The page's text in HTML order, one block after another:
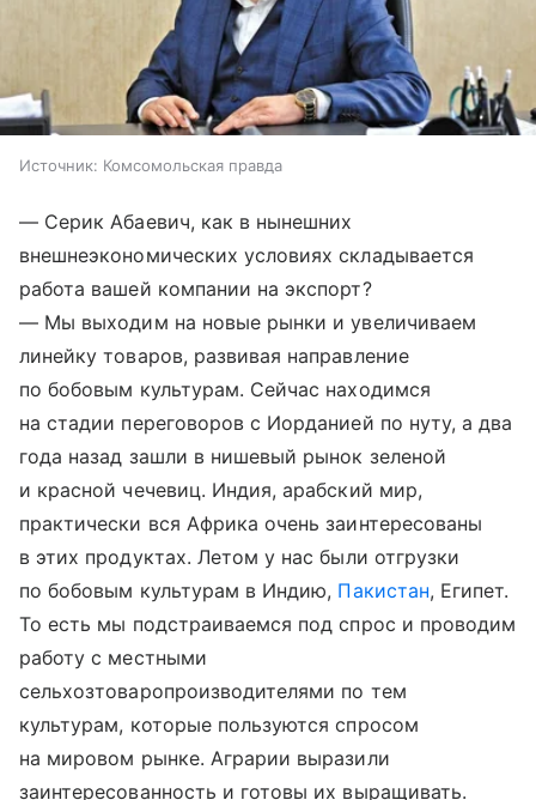
Источник: Комсомольская правда
— Серик Абаевич, как в нынешних
внешнеэкономических условиях складывается
работа вашей компании на экспорт?
— Мы выходим на новые рынки и увеличиваем
линейку товаров, развивая направление
по бобовым культурам. Сейчас находимся
на стадии переговоров с Иорданией по нуту, а два
года назад зашли в нишевый рынок зеленой
и красной чечевиц. Индия, арабский мир,
практически вся Африка очень заинтересованы
в этих продуктах. Летом у нас были отгрузки
по бобовым культурам в Индию, Пакистан, Египет.
То есть мы подстраиваемся под спрос и проводим
работу с местными
сельхозтоваропроизводителями по тем
культурам, которые пользуются спросом
на мировом рынке. Аграрии выразили
заинтересованность и готовы их выращивать.